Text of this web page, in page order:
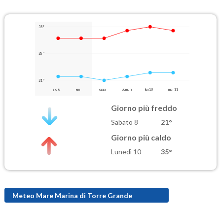
35°
28°
21°
gio 6 ieri oggi domani lun 10 mar 11
Giorno più freddo
Sabato 8 21°
Giorno più caldo
Lunedì 10 35°
Meteo Mare Marina di Torre Grande